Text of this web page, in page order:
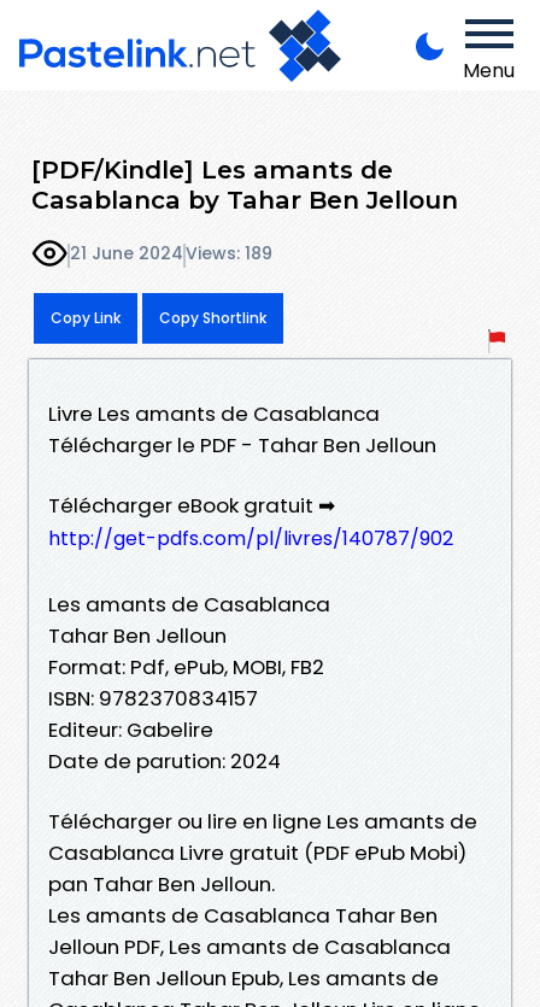
Menu
[PDF/Kindle] Les amants de
Casablanca by Tahar Ben Jelloun
21 June 2024Views: 189
Copy Link Copy Shortlink
Livre Les amants de Casablanca
Télécharger le PDF - Tahar Ben Jelloun
Télécharger eBook gratuit ➡
http://get-pdfs.com/pl/livres/140787/902
Les amants de Casablanca
Tahar Ben Jelloun
Format: Pdf, ePub, MOBI, FB2
ISBN: 9782370834157
Editeur: Gabelire
Date de parution: 2024
Télécharger ou lire en ligne Les amants de
Casablanca Livre gratuit (PDF ePub Mobi)
pan Tahar Ben Jelloun.
Les amants de Casablanca Tahar Ben
Jelloun PDF, Les amants de Casablanca
Tahar Ben Jelloun Epub, Les amants de